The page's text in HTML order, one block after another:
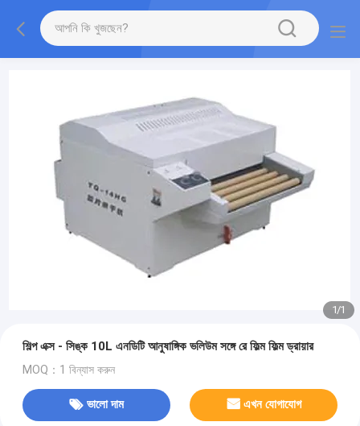
1/1
শিল্প এক্স - সিঙ্ক 10L এনডিটি আনুষাঙ্গিক ভলিউম সঙ্গে রে ফিল্ম ফিল্ম ড্রায়ার
MOQ：1 বিন্যাস করুন
ভালো দাম এখন যোগাযোগ